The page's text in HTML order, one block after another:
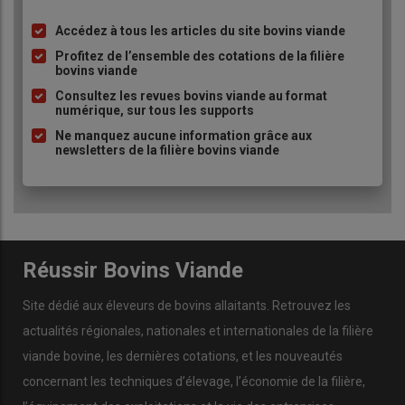
(1) Abreuvement : solutions et ressources en élevage face au
changement climatique, disponible gratuitement en
téléchargement sur le site de la chambre d’agriculture
Bourgogne Franche-Comté.
Lire aussi :L’eau du toit pour abreuver les animaux
Éviter le sous-abreuvement des
vaches et surveiller les fuites
sur le réseau d’eau
Liste
à
puce
Accédez à tous les articles du site bovins viande
Profitez de l’ensemble des cotations de la filière
bovins viande
Consultez les revues bovins viande au format
numérique, sur tous les supports
Ne manquez aucune information grâce aux
newsletters de la filière bovins viande
Réussir Bovins Viande
Site dédié aux éleveurs de bovins allaitants. Retrouvez les
actualités régionales, nationales et internationales de la filière
viande bovine, les dernières cotations, et les nouveautés
concernant les techniques d’élevage, l’économie de la filière,